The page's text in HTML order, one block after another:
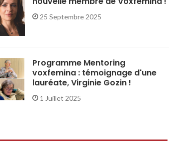
25 Septembre 2025
Programme Mentoring
voxfemina : témoignage d'une
lauréate, Virginie Gozin !
1 Juillet 2025